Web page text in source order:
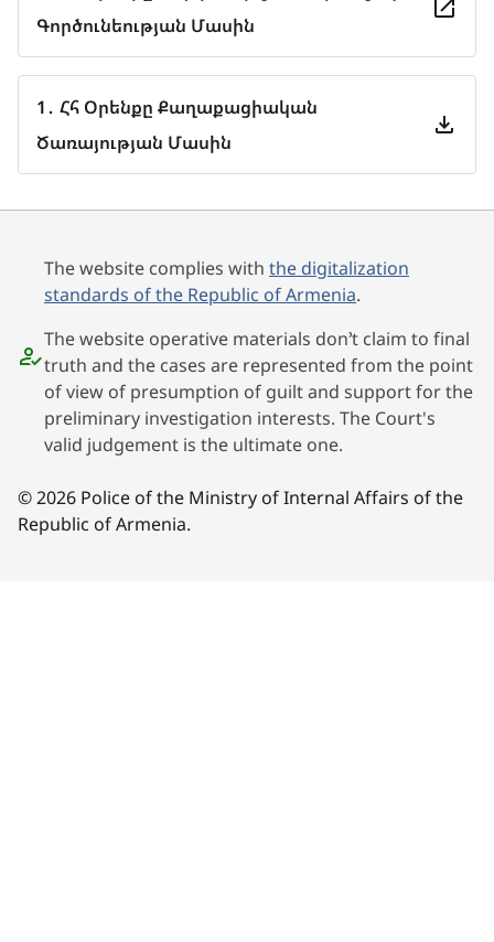
Գործունեության Մասին
1․ Հհ Օրենքը Քաղաքացիական
Ծառայության Մասին
The website complies with the digitalization
standards of the Republic of Armenia.
The website operative materials don’t claim to final
truth and the cases are represented from the point
of view of presumption of guilt and support for the
preliminary investigation interests. The Court's
valid judgement is the ultimate one.
© 2026 Police of the Ministry of Internal Affairs of the
Republic of Armenia.